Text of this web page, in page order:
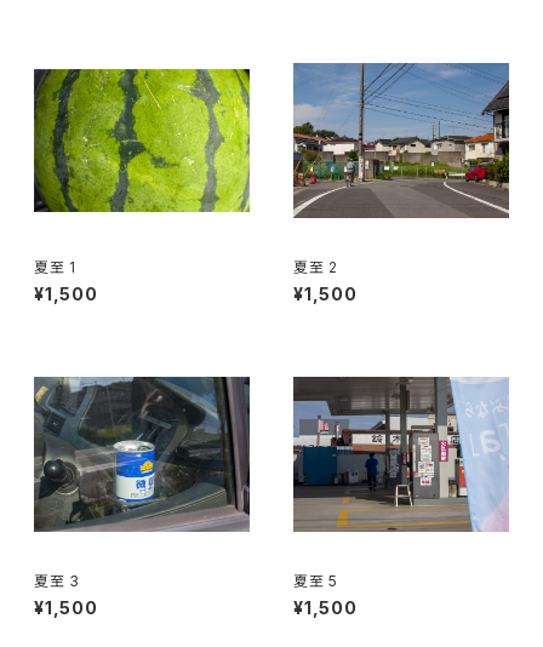
夏至 1
¥1,500
夏至 2
¥1,500
夏至 3
¥1,500
夏至 5
¥1,500